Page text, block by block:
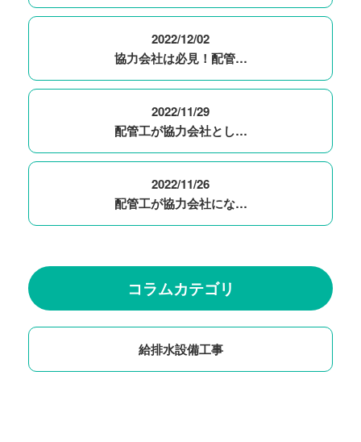
2022/12/02
協力会社は必見！配管…
2022/11/29
配管工が協力会社とし…
2022/11/26
配管工が協力会社にな…
コラムカテゴリ
給排水設備工事